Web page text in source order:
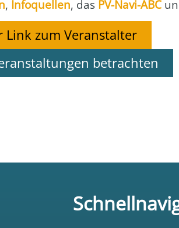
, Info­quel­len, das PV-Navi-ABC
zum Veranstalter
betrachten